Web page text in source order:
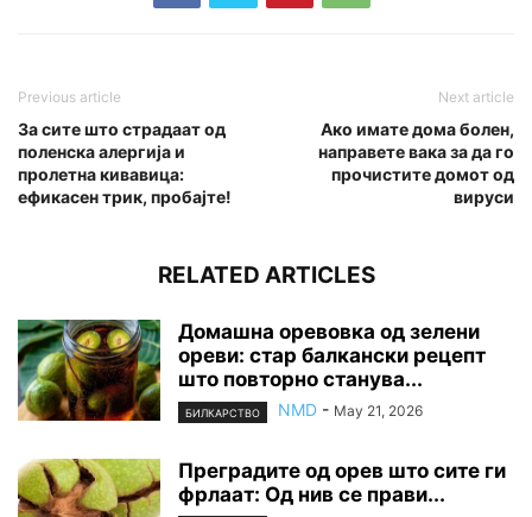
Previous article
За сите што страдаат од
поленска алергија и
пролетна кивавица:
ефикасен трик, пробајте!
Next article
Ако имате дома болен,
направете вака за да го
прочистите домот од
вируси
RELATED ARTICLES
Домашна оревовка од зелени
ореви: стар балкански рецепт
што повторно станува...
БИЛКАРСТВО NMD - May 21, 2026
Преградите од орев што сите ги
фрлаат: Од нив се прави...